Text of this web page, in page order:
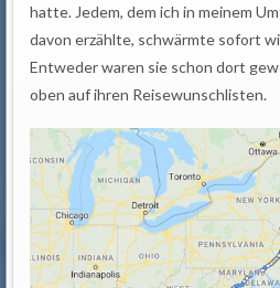
hatte. Jedem, dem ich in meinem
davon erzählte, schwärmte sofort
Entweder waren sie schon dort
oben auf ihren Reisewunschlisten.